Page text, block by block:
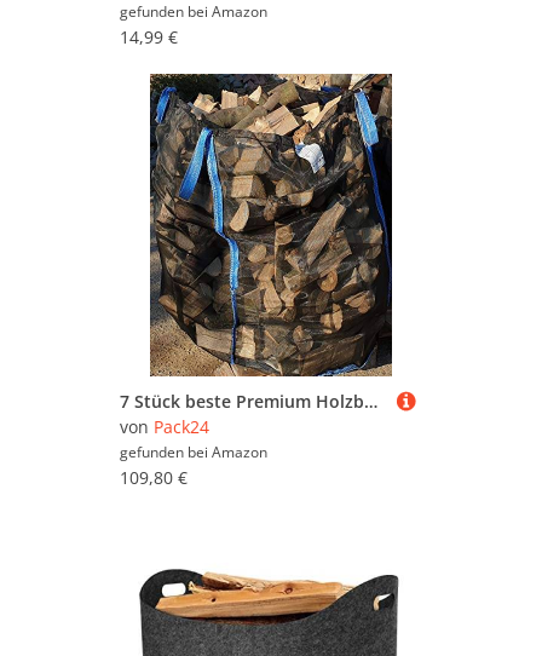
gefunden bei Amazon
14,99 €
7 Stück beste Premium Holzbag * Big Bag für Brennholz Scheitholz Kaminholz Woodbag Holz Big Bag 100cm100cm140cm
von Pack24
gefunden bei Amazon
109,80 €